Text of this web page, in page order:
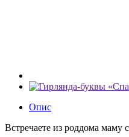
Опис
Встречаете из роддома маму